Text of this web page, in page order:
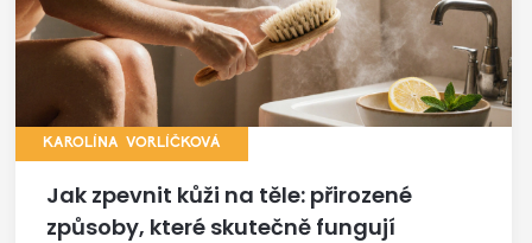
KAROLÍNA VORLÍČKOVÁ
Jak zpevnit kůži na těle: přirozené
způsoby, které skutečně fungují